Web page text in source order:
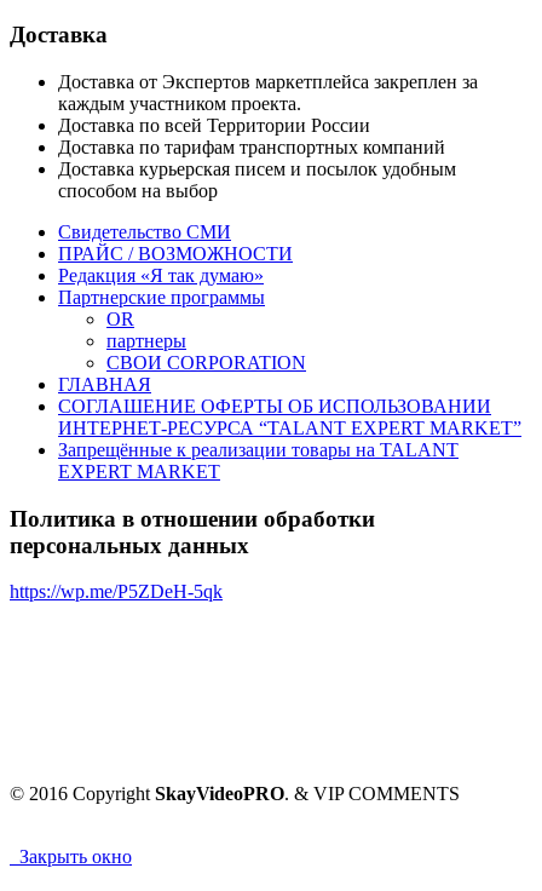
Доставка
Доставка от Экспертов маркетплейса закреплен за
каждым участником проекта.
Доставка по всей Территории России
Доставка по тарифам транспортных компаний
Доставка курьерская писем и посылок удобным
способом на выбор
Свидетельство СМИ
ПРАЙС / ВОЗМОЖНОСТИ
Редакция «Я так думаю»
Партнерские программы
OR
партнеры
СВОИ CORPORATION
ГЛАВНАЯ
СОГЛАШЕНИЕ ОФЕРТЫ ОБ ИСПОЛЬЗОВАНИИ
ИНТЕРНЕТ-РЕСУРСА “TALANT EXPERT MARKET”
Запрещённые к реализации товары на TALANT
EXPERT MARKET
Политика в отношении обработки
персональных данных
https://wp.me/P5ZDeH-5qk
© 2016 Copyright SkayVideoPRO. & VIP COMMENTS
Закрыть окно